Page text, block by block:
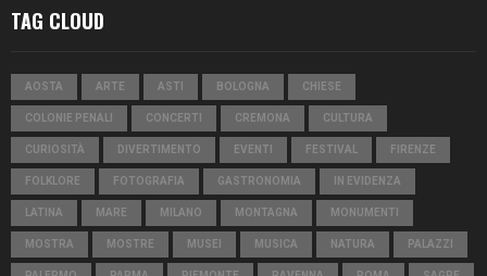
TAG CLOUD
AOSTA ARTE ASTI BOLOGNA CHIESE
COLONIE PENALI CONCERTI CREMONA CULTURA
CURIOSITÀ DIVERTIMENTO EVENTI FESTIVAL FIRENZE
FOLKLORE FOTOGRAFIA GASTRONOMIA IN EVIDENZA
LATINA MARE MILANO MONTAGNA MONUMENTI
MOSTRA MOSTRE MUSEI MUSICA NATURA PALAZZI